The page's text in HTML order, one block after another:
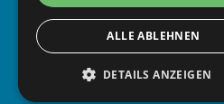
Datenschutzerklärung
ALLE ABLEHNEN
DETAILS ANZEIGEN